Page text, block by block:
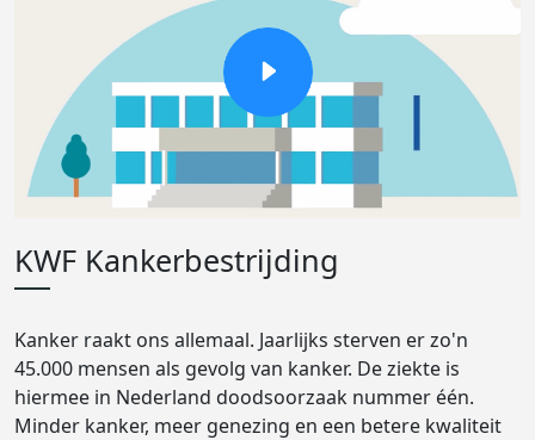
KWF Kankerbestrijding
Kanker raakt ons allemaal. Jaarlijks sterven er zo'n
45.000 mensen als gevolg van kanker. De ziekte is
hiermee in Nederland doodsoorzaak nummer één.
Minder kanker, meer genezing en een betere kwaliteit